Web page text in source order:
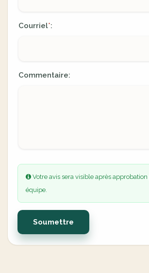
Courriel*:
Commentaire:
Votre avis sera visible après
équipe.
Soumettre